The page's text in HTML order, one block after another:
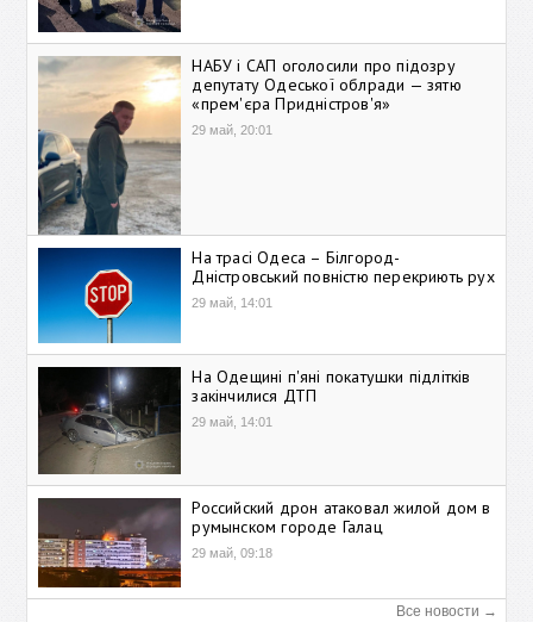
НАБУ і САП оголосили про підозру
депутату Одеської облради — зятю
«прем'єра Придністров'я»
29 май, 20:01
На трасі Одеса – Білгород-
Дністровський повністю перекриють рух
29 май, 14:01
На Одещині п'яні покатушки підлітків
закінчилися ДТП
29 май, 14:01
Российский дрон атаковал жилой дом в
румынском городе Галац
29 май, 09:18
Все новости →